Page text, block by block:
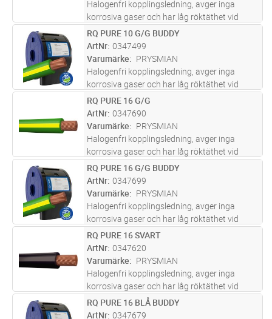
Halogenfri kopplingsledning, avger inga
korrosiva gaser och har låg röktäthet vid
brand. För indragning i rör, ledningskanaler
och apparatskåp.
M Lägg i kundvagn
RQ PURE 10 G/G BUDDY
ArtNr 0347499
Varumärke
PRYSMIAN
Halogenfri kopplingsledning, avger inga
korrosiva gaser och har låg röktäthet vid
brand. För indragning i rör, ledningskanaler
och apparatskåp.
M Lägg i kundvagn
RQ PURE 16 G/G
ArtNr 0347690
Varumärke
PRYSMIAN
Halogenfri kopplingsledning, avger inga
korrosiva gaser och har låg röktäthet vid
brand. För indragning i rör, ledningskanaler
och apparatskåp.
M Lägg i kundvagn
RQ PURE 16 G/G BUDDY
ArtNr 0347699
Varumärke
PRYSMIAN
Halogenfri kopplingsledning, avger inga
korrosiva gaser och har låg röktäthet vid
brand. För indragning i rör, ledningskanaler
och apparatskåp.
M Lägg i kundvagn
RQ PURE 16 SVART
ArtNr 0347620
Varumärke
PRYSMIAN
Halogenfri kopplingsledning, avger inga
korrosiva gaser och har låg röktäthet vid
brand. För indragning i rör, ledningskanaler
och apparatskåp.
M Lägg i kundvagn
RQ PURE 16 BLÅ BUDDY
ArtNr 0347679